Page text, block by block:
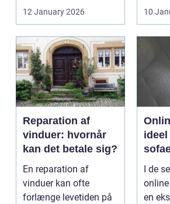
går, el...
12 January 2026 10
Reparation af
vinduer: hvornår
kan det betale sig?
En reparation af
vinduer kan ofte
forlænge levetiden på
I de
en